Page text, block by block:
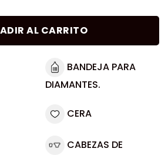
AL CARRITO
BANDEJA PARA
DIAMANTES.
CERA
CABEZAS DE